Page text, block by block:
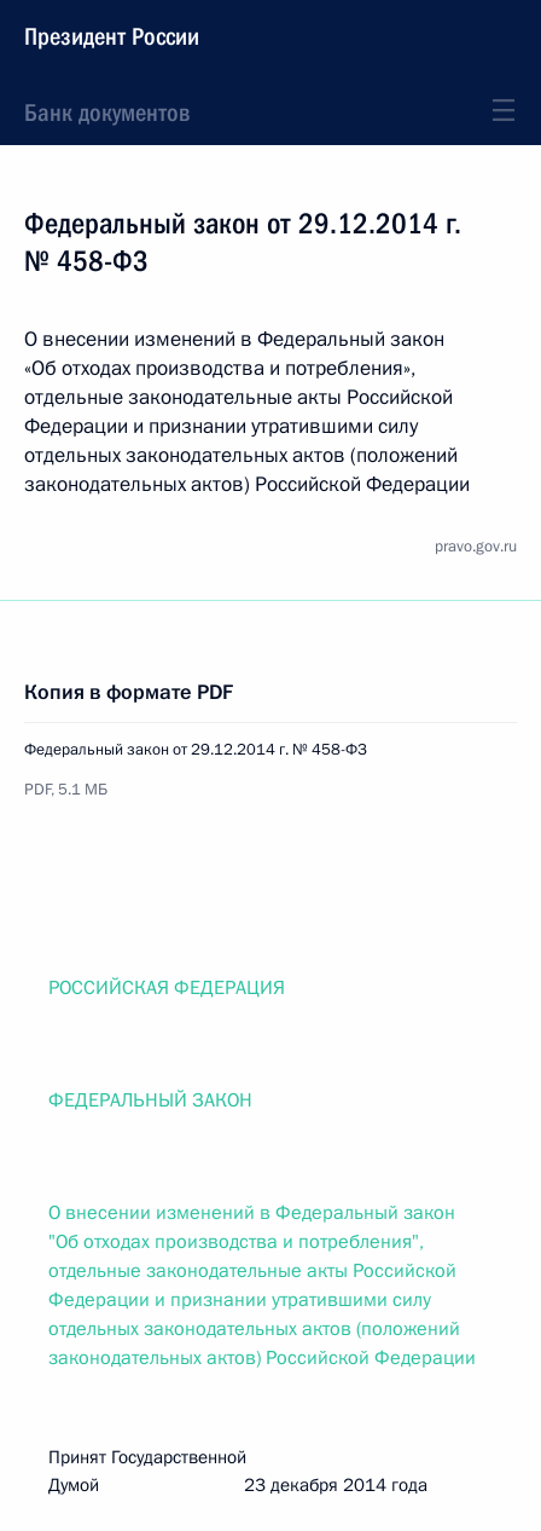
Президент России
Банк документов
Федеральный закон от 29.12.2014 г.
№ 458-ФЗ
О внесении изменений в Федеральный закон
«Об отходах производства и потребления»,
отдельные законодательные акты Российской
Федерации и признании утратившими силу
отдельных законодательных актов (положений
законодательных актов) Российской Федерации
pravo.gov.ru
Копия в формате PDF
Федеральный закон от 29.12.2014 г. № 458-ФЗ
PDF, 5.1 МБ
РОССИЙСКАЯ ФЕДЕРАЦИЯ
ФЕДЕРАЛЬНЫЙ ЗАКОН
О внесении изменений в Федеральный закон
"Об отходах производства и потребления",
отдельные законодательные акты Российской
Федерации и признании утратившими силу
отдельных законодательных актов (положений
законодательных актов) Российской Федерации
Принят Государственной
Думой 23 декабря 2014 года